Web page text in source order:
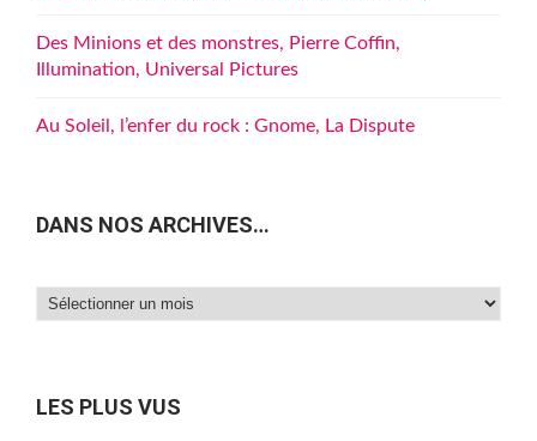
Des Minions et des monstres, Pierre Coffin,
Illumination, Universal Pictures
Au Soleil, l’enfer du rock : Gnome, La Dispute
DANS NOS ARCHIVES…
Dans
LES PLUS VUS